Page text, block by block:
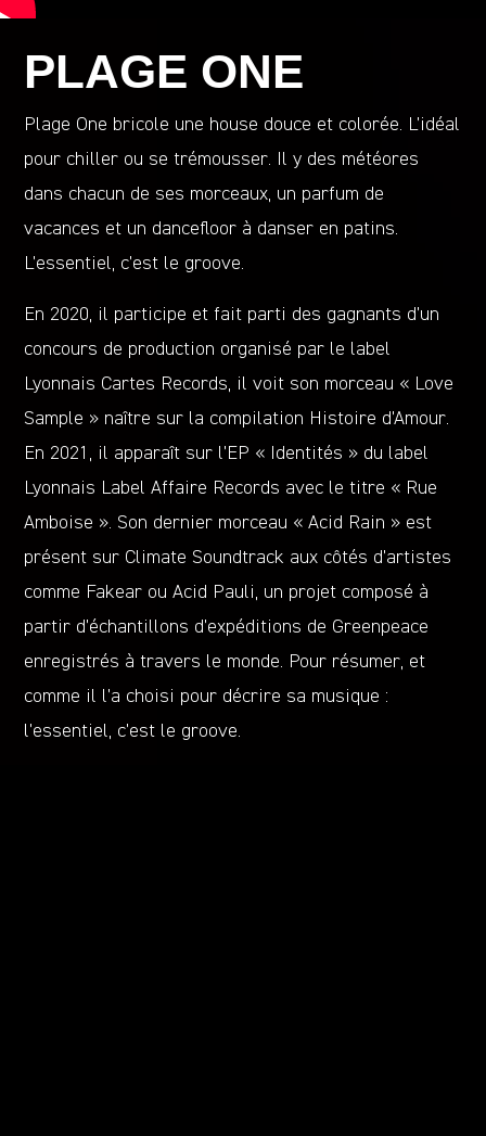
PLAGE ONE
Plage One bricole une house douce et colorée. L’idéal
pour chiller ou se trémousser. Il y des météores
dans chacun de ses morceaux, un parfum de
vacances et un dancefloor à danser en patins.
L’essentiel, c’est le groove.
En 2020, il participe et fait parti des gagnants d’un
concours de production organisé par le label
Lyonnais Cartes Records, il voit son morceau « Love
Sample » naître sur la compilation Histoire d’Amour.
En 2021, il apparaît sur l’EP « Identités » du label
Lyonnais Label Affaire Records avec le titre « Rue
Amboise ». Son dernier morceau « Acid Rain » est
présent sur Climate Soundtrack aux côtés d’artistes
comme Fakear ou Acid Pauli, un projet composé à
partir d’échantillons d’expéditions de Greenpeace
enregistrés à travers le monde. Pour résumer, et
comme il l’a choisi pour décrire sa musique :
l’essentiel, c’est le groove.